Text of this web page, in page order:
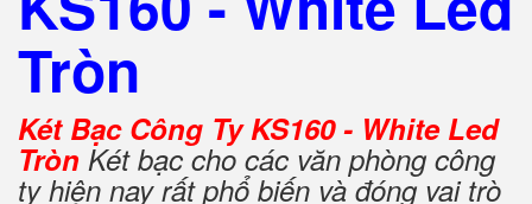
Tròn
Két Bạc Công Ty KS160 - White Led
Tròn Két bạc cho các văn phòng công
ty hiện nay rất phổ biến và đóng vai trò